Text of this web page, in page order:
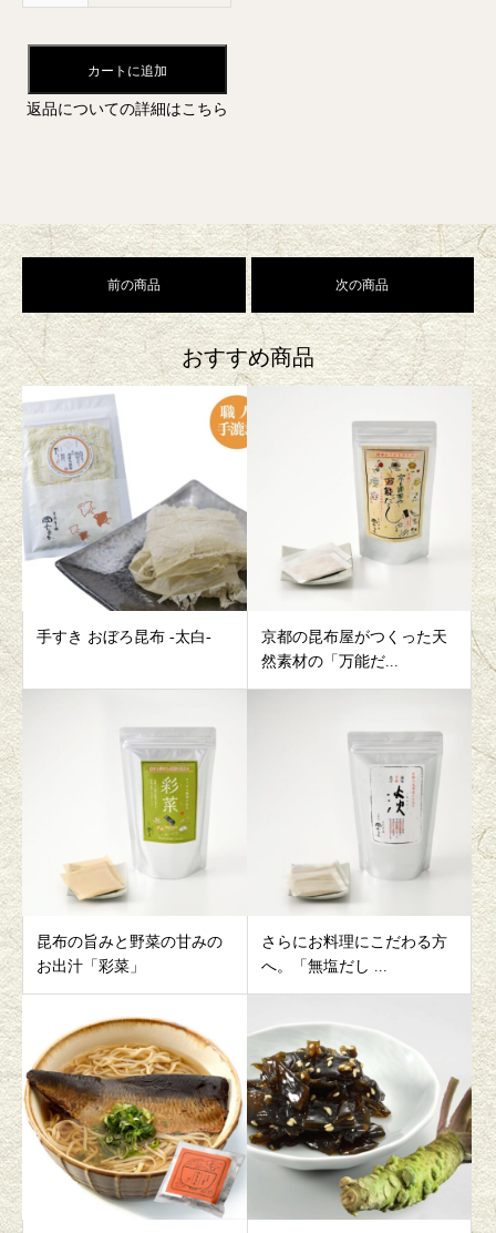
カートに追加
返品についての詳細はこちら
前の商品 次の商品
おすすめ商品
手すき おぼろ昆布 -太白-
京都の昆布屋がつくった天
然素材の「万能だ...
昆布の旨みと野菜の甘みの
お出汁「彩菜」
さらにお料理にこだわる方
へ。「無塩だし ...